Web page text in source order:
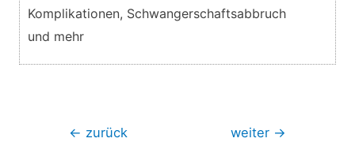
Komplikationen, Schwangerschaftsabbruch
und mehr
Beitragsnavigation
← zurück weiter →